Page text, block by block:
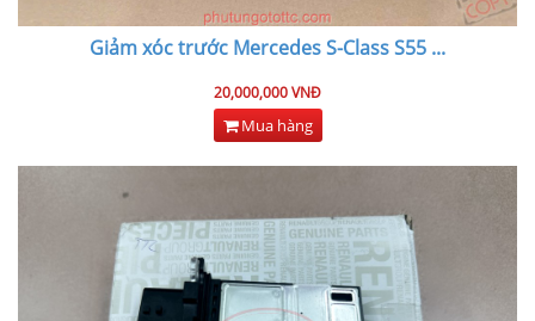
Giảm xóc trước Mercedes S-Class S55 ...
20,000,000 VNĐ
Mua hàng